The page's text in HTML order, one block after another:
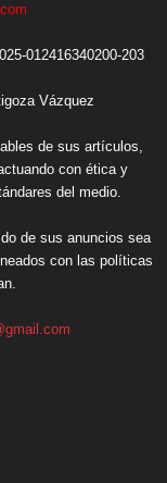
012416340200-203
Vázquez
de sus artículos,
con ética y
del medio.
de sus anuncios sea
con las políticas